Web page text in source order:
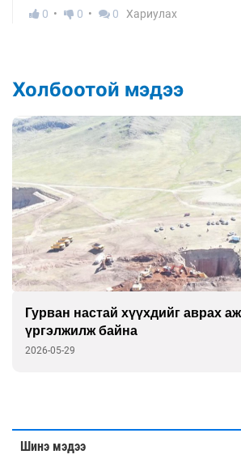
0
0 0 Хариулах
Холбоотой мэдээ
“Тэнгэрт дүүлсэн орь залуу нас
үзэсгэлэн дэлгэлээ
2026-05-22
Шинэ мэдээ